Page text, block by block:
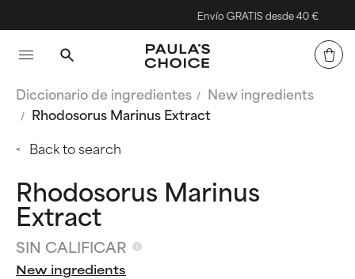
Envío GRATIS desde 40 €
Diccionario de ingredientes
New ingredients
Rhodosorus Marinus Extract
Back to search
Rhodosorus Marinus
Extract
SIN CALIFICAR
New ingredients